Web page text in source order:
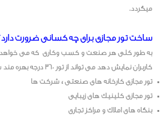
میگردد.
ساخت تور مجازی برای چه کسانی ضرورت
به طور کلی هر صنعت و کسب وکاری که می خواهد
کاربران نمایش دهد می تواند از تور ۳۶۰ درجه بهره مند شود
تور مجازی کارخانه های صنعتی ، شرکت ها
تور مجازی کلینیک های زیبایی
بنگاه های املاک و مراکز تجاری